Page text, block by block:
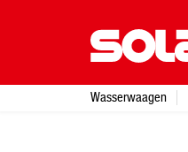
Wasserwaagen